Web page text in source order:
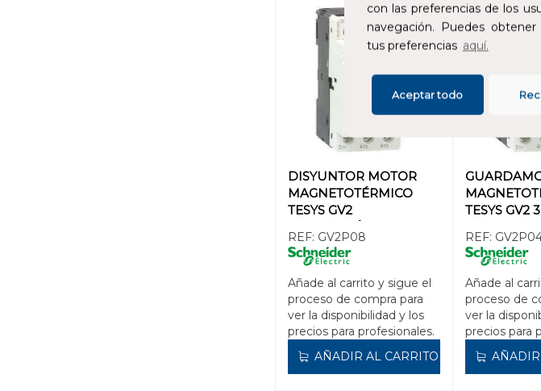
con las preferencias de los
navegación. Puedes
tus preferencias aquí.
Aceptar todo
DISYUNTOR MOTOR
MAGNETOTÉRMICO
TESYS GV2
REF: GV2P08
Añade al carrito y sigue el
proceso de compra para
ver la disponibilidad y los
precios para profesionales.
AÑADIR AL CARRITO
TESYS GV2
REF:
Añade al
proceso de
ver la
precios para